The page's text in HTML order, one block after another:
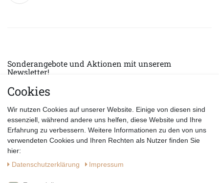
Sonderangebote und Aktionen mit unserem
Newsletter!
E-MAIL *
Datenschutzerklärung
Cookies
Wir nutzen Cookies auf unserer Website. Einige von diesen sind
essenziell, während andere uns helfen, diese Website und Ihre
Erfahrung zu verbessern. Weitere Informationen zu den von uns
verwendeten Cookies und Ihren Rechten als Nutzer finden Sie
hier:
Daten­schutz­erklärung
Impressum